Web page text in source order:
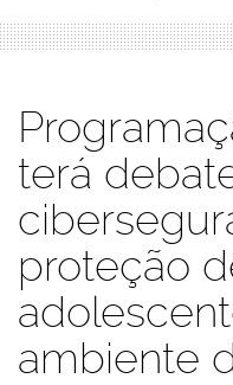
terá
proteção
ambiente